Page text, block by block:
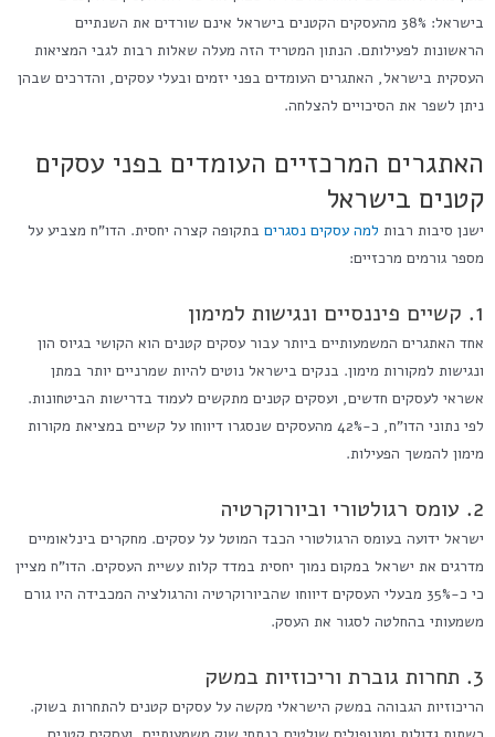
בישראל: 38% מהעסקים הקטנים בישראל אינם שורדים את השנתיים
הראשונות לפעילותם. הנתון המטריד הזה מעלה שאלות רבות לגבי המציאות
העסקית בישראל, האתגרים העומדים בפני יזמים ובעלי עסקים, והדרכים שבהן
ניתן לשפר את הסיכויים להצלחה.
האתגרים המרכזיים העומדים בפני עסקים
קטנים בישראל
ישנן סיבות רבות למה עסקים נסגרים בתקופה קצרה יחסית. הדו"ח מצביע על
מספר גורמים מרכזיים:
1. קשיים פיננסיים ונגישות למימון
אחד האתגרים המשמעותיים ביותר עבור עסקים קטנים הוא הקושי בגיוס הון
ונגישות למקורות מימון. בנקים בישראל נוטים להיות שמרניים יותר במתן
אשראי לעסקים חדשים, ועסקים קטנים מתקשים לעמוד בדרישות הביטחונות.
לפי נתוני הדו"ח, כ-42% מהעסקים שנסגרו דיווחו על קשיים במציאת מקורות
מימון להמשך הפעילות.
2. עומס רגולטורי וביורוקרטיה
ישראל ידועה בעומס הרגולטורי הכבד המוטל על עסקים. מחקרים בינלאומיים
מדרגים את ישראל במקום נמוך יחסית במדד קלות עשיית העסקים. הדו"ח מציין
כי כ-35% מבעלי העסקים דיווחו שהביורוקרטיה והרגולציה המכבידה היו גורם
משמעותי בהחלטה לסגור את העסק.
3. תחרות גוברת וריכוזיות במשק
הריכוזיות הגבוהה במשק הישראלי מקשה על עסקים קטנים להתחרות בשוק.